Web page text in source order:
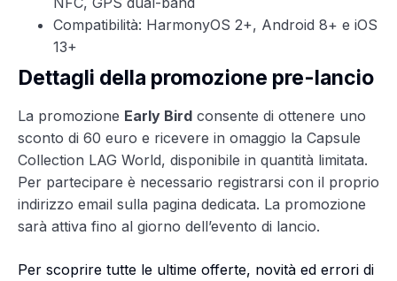
Compatibilità: HarmonyOS 2+, Android 8+ e iOS
13+
Dettagli della promozione pre-lancio
La promozione Early Bird consente di ottenere uno
sconto di 60 euro e ricevere in omaggio la Capsule
Collection LAG World, disponibile in quantità limitata.
Per partecipare è necessario registrarsi con il proprio
indirizzo email sulla pagina dedicata. La promozione
sarà attiva fino al giorno dell’evento di lancio.
Per scoprire tutte le ultime offerte, novità ed errori di